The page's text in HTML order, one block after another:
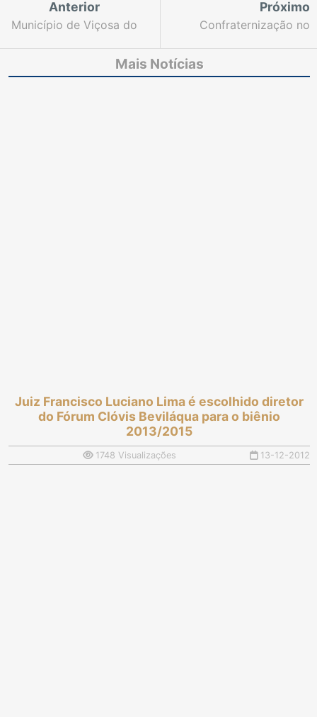
Anterior
Município de Viçosa do
mil para servidora
vítima de assédio moral
Próximo
Confraternização no
apenados em liberdade
condicional
Mais Notícias
Juiz Francisco Luciano Lima é escolhido diretor
do Fórum Clóvis Beviláqua para o biênio
2013/2015
1748 Visualizações 13-12-2012